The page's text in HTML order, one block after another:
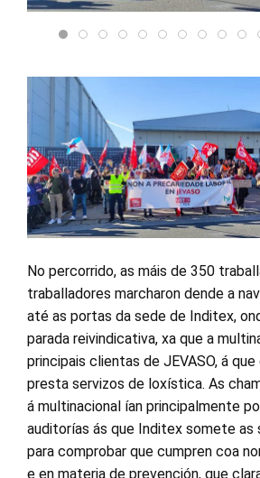
No percorrido, as máis de 350
traballadores marcharon dende a
até as portas da sede de Inditex,
parada reivindicativa, xa que a
principais clientas de JEVASO, á
presta servizos de loxística. As
á multinacional ían principalmente
auditorías ás que Inditex somete as
para comprobar que cumpren coa
e en materia de prevención, que